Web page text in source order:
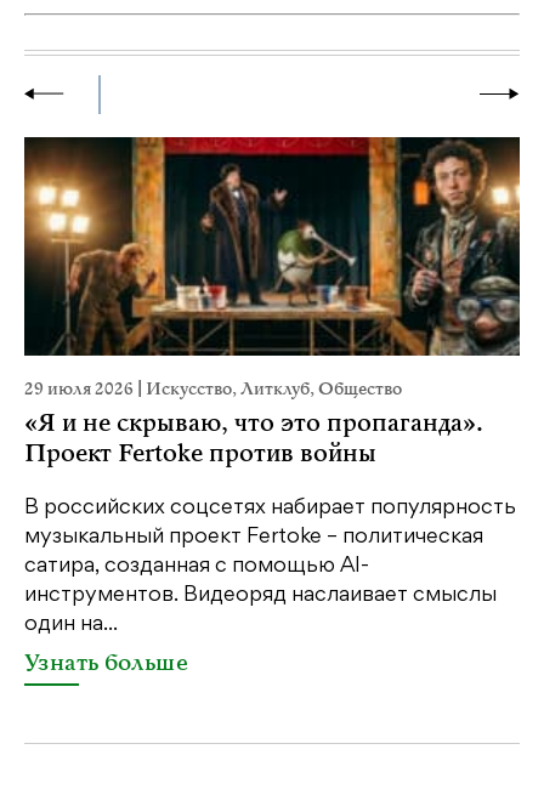
29 июля 2026 Искусство,Литклуб,Общество
«Я и не скрываю, что это пропаганда».
Проект Fertoke против войны
В российских соцсетях набирает популярность
музыкальный проект Fertoke – политическая
сатира, созданная с помощью AI-
инструментов. Видеоряд наслаивает смыслы
один на...
Узнать больше